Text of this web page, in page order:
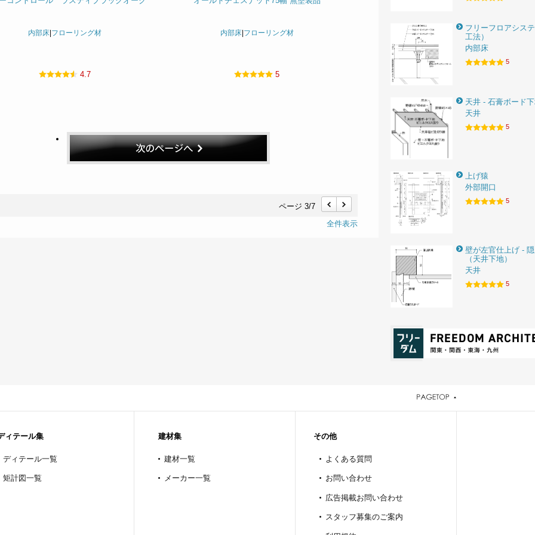
フリーフロアシス
工法）
内部床
5
天井 - 石膏ボード
天井
5
上げ猿
外部開口
5
壁が左官仕上げ -
（天井下地）
天井
5
内部床| フローリング材
4.7
内部床| フローリング材
5
ページ 3/7
前
次
全件表示
ィテール集
ディテール一覧
矩計図一覧
建材集
建材一覧
メーカー一覧
その他
よくある質問
お問い合わせ
広告掲載お問い合わせ
スタッフ募集のご案内